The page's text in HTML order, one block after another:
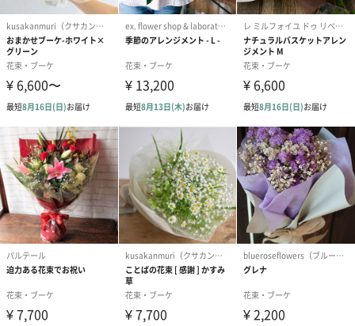
■赤色 「あなたを愛してます」「愛情」「美」
■白色 「私はあなたにふさわしい」「深い尊敬」
■ピンク色 「しとやか」「上品」「可愛い人」「愛の誓い」
幅広いシーンで大活躍
使用しているバラは全て国産。美しく品格のある花姿、芳醇な香
り、丈夫な茎と花保ちの良さ、トゲの少ない扱いやすさにこだわ
った、プレゼントに最適なバラです。贈るお相手の年齢や、ご結
婚年月、お付き合い日数などに合わせて。誕生日、成人祝い、結
婚記念日、プロポーズなど、幅広いシーンでご利用いただけま
す。
その他ご希望の本数も承りますのでお問い合わせください。